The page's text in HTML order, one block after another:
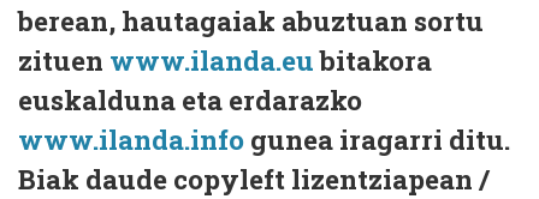
berean, hautagaiak abuztuan sortu
zituen www.ilanda.eubitakora
euskalduna eta erdarazko
www.ilanda.info gunea iragarri ditu.
Biak daude copyleft lizentziapean /